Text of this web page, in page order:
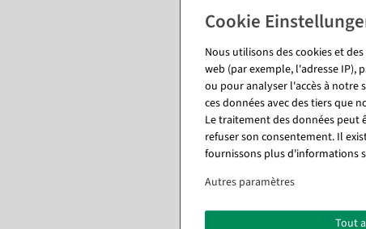
Nous utilisons des cookies et
web (par exemple, l'adresse
ou pour analyser l'accès à notre
ces données avec des tiers que
Le traitement des données peut
refuser son consentement. Il
fournissons plus d'informations
Autres paramètres
Tout